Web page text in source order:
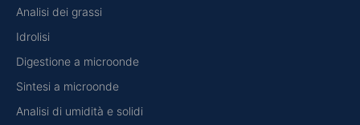
Analisi dei grassi
Idrolisi
Digestione a microonde
Sintesi a microonde
Analisi di umidità e solidi